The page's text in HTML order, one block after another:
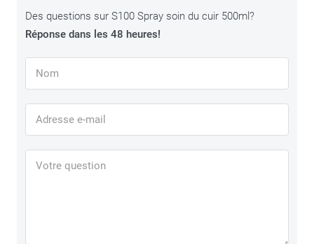
Des questions sur S100 Spray soin du cuir 500ml?
Réponse dans les 48 heures!